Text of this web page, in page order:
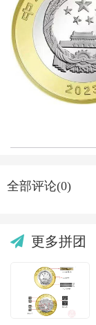
全部评论(0)
更多拼团